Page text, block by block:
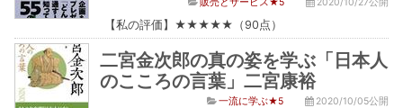
【私の評価】★★★★★（90点）
二宮金次郎の真の姿を学ぶ「日本人
のこころの言葉」二宮康裕
一流に学ぶ★5 2020/10/05公開